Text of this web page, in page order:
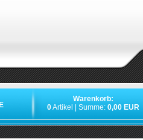
Warenkorb:
0Artikel | Summe: 0,00 EUR